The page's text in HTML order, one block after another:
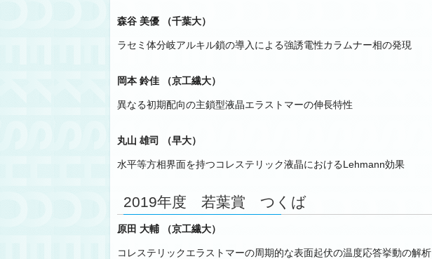
森谷 美優 （千葉大）
ラセミ体分岐アルキル鎖の導入による強誘電性カラムナー相の発現
岡本 鈴佳 （京工繊大）
異なる初期配向の主鎖型液晶エラストマーの伸長特性
丸山 雄司 （早大）
水平等方相界面を持つコレステリック液晶におけるLehmann効果
2019年度 若葉賞 つくば
原田 大輔 （京工繊大）
コレステリックエラストマーの周期的な表面起伏の温度応答挙動の解析